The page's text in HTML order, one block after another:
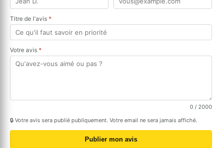
Titre de l'avis *
Votre avis *
0 / 2000
🔒 Votre avis sera publié publiquement. Votre email ne sera jamais affiché.
Publier mon avis